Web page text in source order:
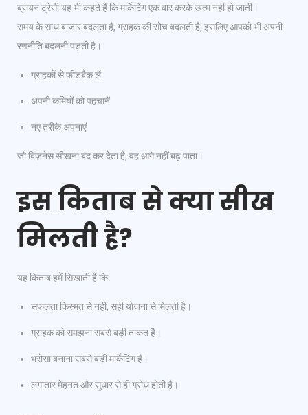
ब्रायन ट्रेसी यह भी कहते हैं कि मार्केटिंग एक बार करके खत्म नहीं हो जाती।
समय के साथ बाजार बदलता है, ग्राहक की सोच बदलती है, इसलिए आपको भी अपनी
रणनीति बदलनी पड़ती है।
ग्राहकों से फीडबैक लें
अपनी कमियों को पहचानें
नए तरीके अपनाएं
जो बिज़नेस सीखना बंद कर देता है, वह आगे नहीं बढ़ पाता।
इस किताब से क्या सीख
मिलती है?
यह किताब हमें सिखाती है कि:
सफलता किस्मत से नहीं, सही योजना से मिलती है।
ग्राहक को समझना सबसे बड़ी ताकत है।
भरोसा बनाना सबसे बड़ी मार्केटिंग है।
लगातार मेहनत और सुधार से ही ग्रोथ होती है।